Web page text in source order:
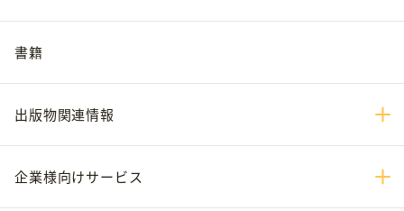
書籍
出版物関連情報
企業様向けサービス